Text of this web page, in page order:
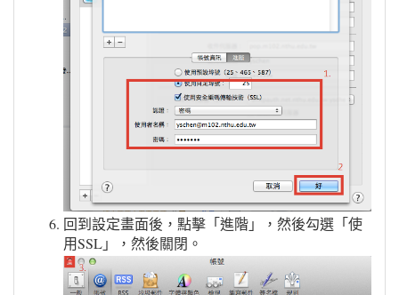
回到設定畫面後，點擊「進階」，然後勾選「使
用SSL」，然後關閉。